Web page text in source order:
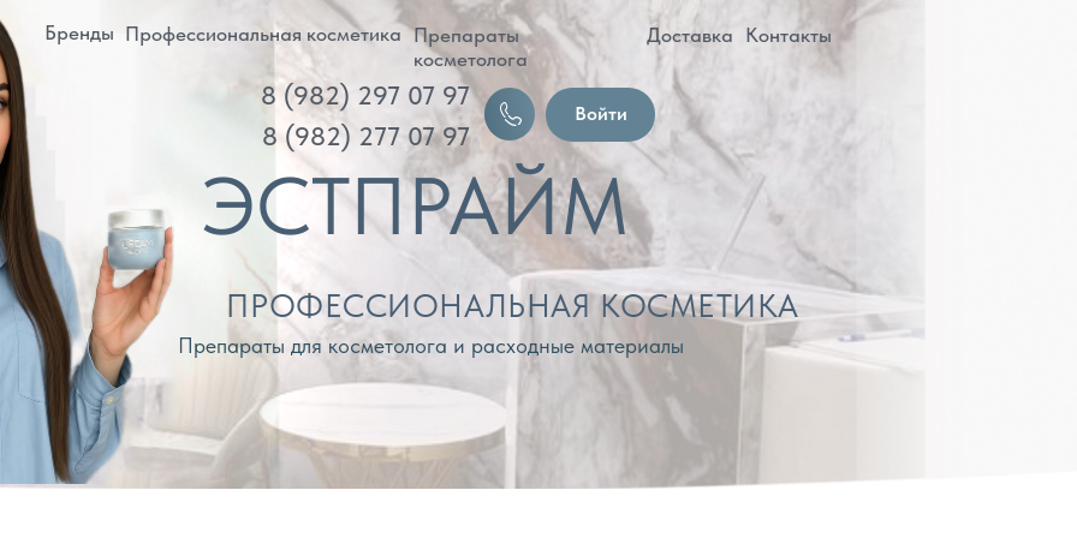
ЭСТПРАЙМ
Препараты для косметолога и расходные материалы
8 (982) 297 07 97
ПРОФЕССИОНАЛЬНАЯ КОСМЕТИКА
Профессиональная косметика Препараты
Контакты
Доставка
8 (982) 277 07 97
Войти